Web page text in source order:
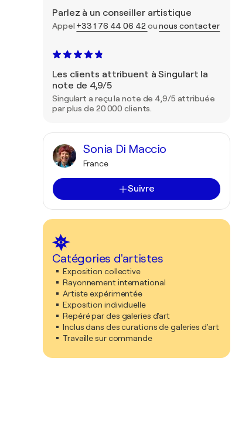
Parlez à un conseiller artistique
Appel +33 1 76 44 06 42 ounous contacter
Les clients attribuent à Singulart la
note de 4,9/5
Singulart a reçu la note de 4,9/5 attribuée
par plus de 20 000 clients.
Sonia Di Maccio
France
Suivre
Catégories d'artistes
Exposition collective
Rayonnement international
Artiste expérimentée
Exposition individuelle
Repéré par des galeries d'art
Inclus dans des curations de galeries d'art
Travaille sur commande